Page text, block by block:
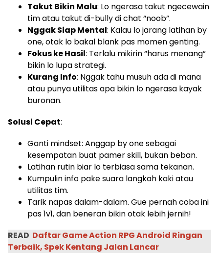
Takut Bikin Malu: Lo ngerasa takut ngecewain
tim atau takut di-bully di chat “noob”.
Nggak Siap Mental: Kalau lo jarang latihan by
one, otak lo bakal blank pas momen genting.
Fokus ke Hasil: Terlalu mikirin “harus menang”
bikin lo lupa strategi.
Kurang Info: Nggak tahu musuh ada di mana
atau punya utilitas apa bikin lo ngerasa kayak
buronan.
Solusi Cepat:
Ganti mindset: Anggap by one sebagai
kesempatan buat pamer skill, bukan beban.
Latihan rutin biar lo terbiasa sama tekanan.
Kumpulin info pake suara langkah kaki atau
utilitas tim.
Tarik napas dalam-dalam. Gue pernah coba ini
pas 1v1, dan beneran bikin otak lebih jernih!
READ Daftar Game Action RPG Android Ringan
Terbaik, Spek Kentang Jalan Lancar